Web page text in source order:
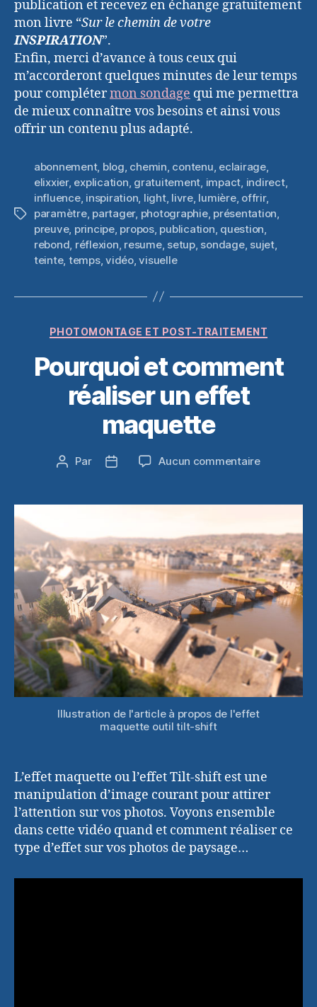
publication et recevez en échange gratuitement
mon livre “Sur le chemin de votre
INSPIRATION”.
Enfin, merci d’avance à tous ceux qui
m’accorderont quelques minutes de leur temps
pour complétermon sondage qui me permettra
de mieux connaître vos besoins et ainsi vous
offrir un contenu plus adapté.
Étiquettes
abonnement, blog chemin contenu eclairage,
elixxier, explication gratuitement impact indirect,
influence, inspiration light, livre, lumière, offrir,
paramètre, partager, photographie, présentation
preuve, principe, propos, publication question
rebond réflexion resume, setup, sondage, sujet,
teinte, temps,vidéo,visuelle
Catégories
PHOTOMONTAGE ET POST-TRAITEMENT
Pourquoi et comment
réaliser un effet
maquette
Auteur
Par
Date
Aucun commentairesur
comment
un
effet
maquette
Illustration de l'article à propos de l'effet
maquette outil tilt-shift
L’effet maquette ou l’effet Tilt-shift est une
manipulation d’image courant pour attirer
l’attention sur vos photos. Voyons ensemble
dans cette vidéo quand et comment réaliser ce
type d’effet sur vos photos de paysage…